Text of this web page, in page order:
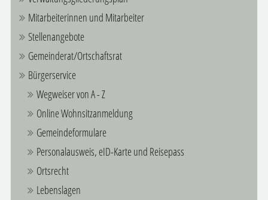
Mitarbeiterinnen und Mitarbeiter
Stellenangebote
Gemeinderat/Ortschaftsrat
Bürgerservice
Wegweiser von A - Z
Online Wohnsitzanmeldung
Gemeindeformulare
Personalausweis, eID-Karte und Reisepass
Ortsrecht
Lebenslagen